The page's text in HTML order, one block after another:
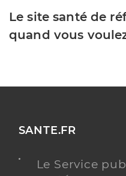
Le site santé de
quand vous
SANTE.FR
Le Service